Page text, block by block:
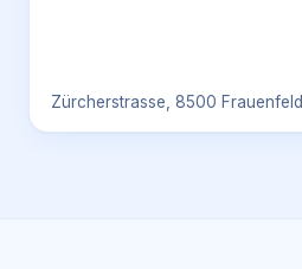
Zürcherstrasse, 8500 Frauenfeld